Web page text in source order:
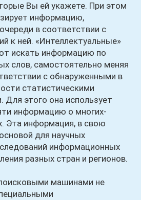
Вы ей укажете. При этом
информацию,
в соответствии с
к ней. «Интеллектуальные»
искать информацию по
слов, самостоятельно меняя
с обнаруженными в
статистическими
Для этого она использует
информацию о многих-
Эта информация, в свою
для научных
информационных
разных стран и регионов.
машинами не